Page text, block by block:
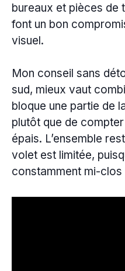
bureaux et pièces de
font un bon
visuel.
Mon conseil sans
sud, mieux vaut
bloque une partie de
plutôt que de
épais. L’ensemble
volet est limitée,
constamment mi-clos